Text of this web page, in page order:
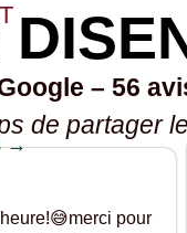
– 56
de partager
→
pour